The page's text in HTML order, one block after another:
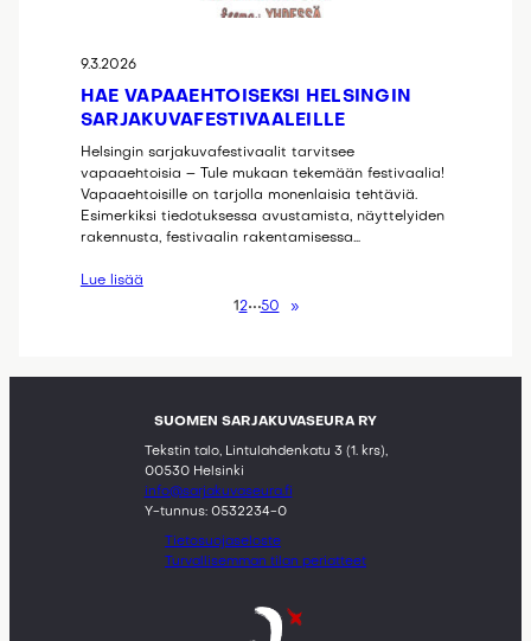
9.3.2026
HAE VAPAAEHTOISEKSI HELSINGIN
SARJAKUVAFESTIVAALEILLE
Helsingin sarjakuvafestivaalit tarvitsee
vapaaehtoisia – Tule mukaan tekemään festivaalia!
Vapaaehtoisille on tarjolla monenlaisia tehtäviä.
Esimerkiksi tiedotuksessa avustamista, näyttelyiden
rakennusta, festivaalin rakentamisessa…
Lue lisää
12 50 »
SUOMEN SARJAKUVASEURA RY
Tekstin talo, Lintulahdenkatu 3 (1. krs),
00530 Helsinki
info@sarjakuvaseura.fi
Y-tunnus: 0532234-0
Tietosuojaseloste
Turvallisemman tilan periatteet